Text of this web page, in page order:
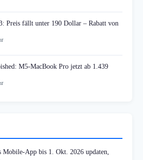
Preis fällt unter 190 Dollar – Rabatt von
M5-MacBook Pro jetzt ab 1.439
Mobile-App bis 1. Okt. 2026 updaten,